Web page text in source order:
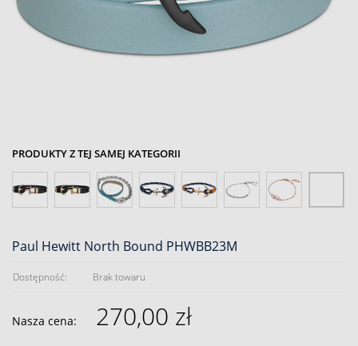
PRODUKTY Z TEJ SAMEJ KATEGORII
Paul Hewitt North Bound PHWBB23M
Dostępność: Brak towaru
Nasza cena: 270,00 zł